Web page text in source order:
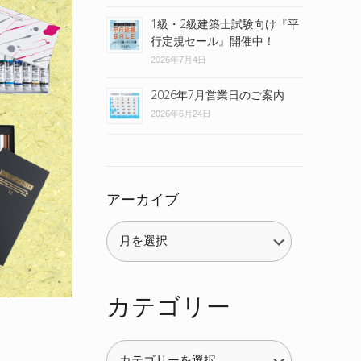
1級・2級建築士試験向け『平
行定規セール』開催中！
2026年7月4日
2026年7月営業日のご案内
2026年6月24日
アーカイブ
カテゴリー
カ